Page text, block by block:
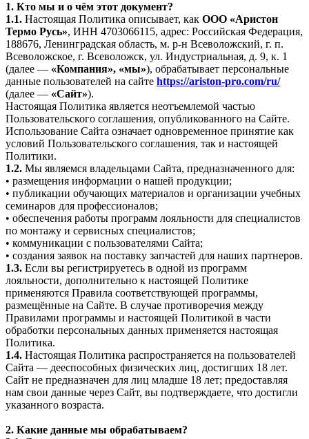
1. Кто мы и о чём этот документ?
1.1. Настоящая Политика описывает, как ООО «Аристон
Термо Русь», ИНН 4703066115, адрес: Российская Федерация,
188676, Ленинградская область, м. р-н Всеволожский, г. п.
Всеволожское, г. Всеволожск, ул. Индустриальная, д. 9, к. 1
(далее — «Компания», «мы»), обрабатывает персональные
данные пользователей на сайте https://ariston-pro.com/ru/
(далее — «Сайт»).
Настоящая Политика является неотъемлемой частью
Пользовательского соглашения, опубликованного на Сайте.
Использование Сайта означает одновременное принятие как
условий Пользовательского соглашения, так и настоящей
Политики.
1.2. Мы являемся владельцами Сайта, предназначенного для:
• размещения информации о нашей продукции;
• публикации обучающих материалов и организации учебных
семинаров для профессионалов;
• обеспечения работы программ лояльности для специалистов
по монтажу и сервисных специалистов;
• коммуникации с пользователями Сайта;
• создания заявок на поставку запчастей для наших партнеров.
1.3. Если вы регистрируетесь в одной из программ
лояльности, дополнительно к настоящей Политике
применяются Правила соответствующей программы,
размещённые на Сайте. В случае противоречия между
Правилами программы и настоящей Политикой в части
обработки персональных данных применяется настоящая
Политика.
1.4. Настоящая Политика распространяется на пользователей
Сайта — дееспособных физических лиц, достигших 18 лет.
Сайт не предназначен для лиц младше 18 лет; предоставляя
нам свои данные через Сайт, вы подтверждаете, что достигли
указанного возраста.
2. Какие данные мы обрабатываем?